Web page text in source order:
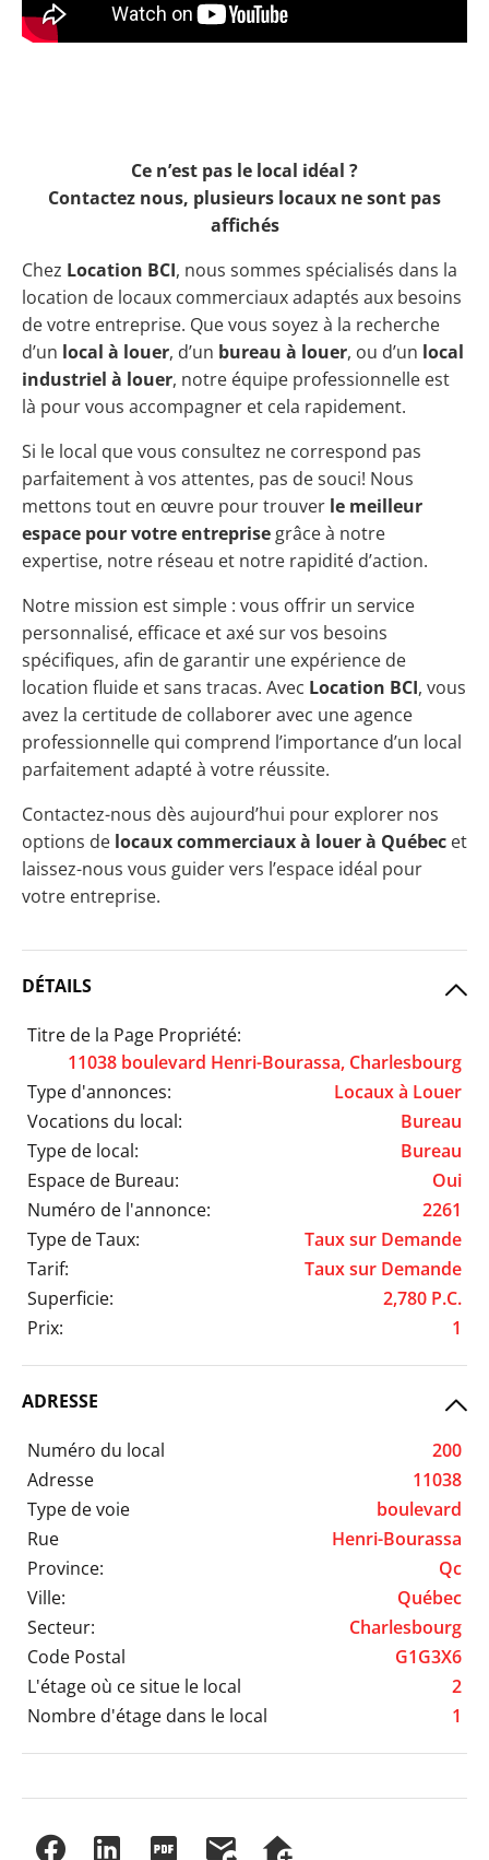
Ce n’est pas le local idéal ?
Contactez nous, plusieurs locaux ne sont pas
affichés
Chez Location BCI, nous sommes spécialisés dans la
location de locaux commerciaux adaptés aux besoins
de votre entreprise. Que vous soyez à la recherche
d’un local à louer, d’un bureau à louer, ou d’un local
industriel à louer, notre équipe professionnelle est
là pour vous accompagner et cela rapidement.
Si le local que vous consultez ne correspond pas
parfaitement à vos attentes, pas de souci! Nous
mettons tout en œuvre pour trouver le meilleur
espace pour votre entreprise grâce à notre
expertise, notre réseau et notre rapidité d’action.
Notre mission est simple : vous offrir un service
personnalisé, efficace et axé sur vos besoins
spécifiques, afin de garantir une expérience de
location fluide et sans tracas. Avec Location BCI, vous
avez la certitude de collaborer avec une agence
professionnelle qui comprend l’importance d’un local
parfaitement adapté à votre réussite.
Contactez-nous dès aujourd’hui pour explorer nos
options de locaux commerciaux à louer à Québec et
laissez-nous vous guider vers l’espace idéal pour
votre entreprise.
DÉTAILS
Titre de la Page Propriété:
11038 boulevard Henri-Bourassa, Charlesbourg
Type d'annonces:
Locaux à Louer
Vocations du local:
Bureau
Type de local:
Bureau
Espace de Bureau:
Oui
Numéro de l'annonce:
2261
Type de Taux:
Taux sur Demande
Tarif:
Taux sur Demande
Superficie:
2,780 P.C.
Prix:
1
ADRESSE
Numéro du local
200
Adresse
11038
Type de voie
boulevard
Rue
Henri-Bourassa
Province:
Qc
Ville:
Québec
Secteur:
Charlesbourg
Code Postal
G1G3X6
L'étage où ce situe le local
2
Nombre d'étage dans le local
1